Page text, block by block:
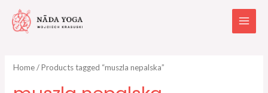
Home/ Products tagged “muszla nepalska”